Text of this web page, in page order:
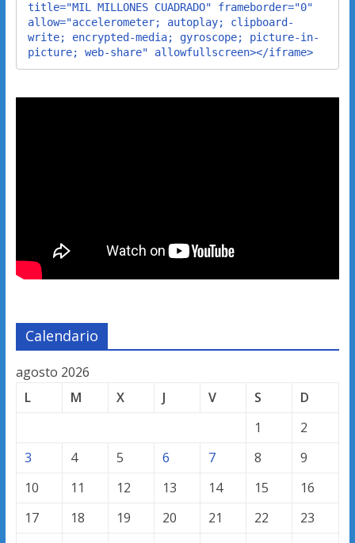
title="MIL MILLONES CUADRADO" frameborder="0"
allow="accelerometer; autoplay; clipboard-
write; encrypted-media; gyroscope; picture-in-
picture; web-share" allowfullscreen></iframe>
Calendario
agosto 2026
L
M X J V S
D
1
2
3
4 5 6 7 8
9
10
11 12 13 14 15
16
17
18 19 20 21 22
23